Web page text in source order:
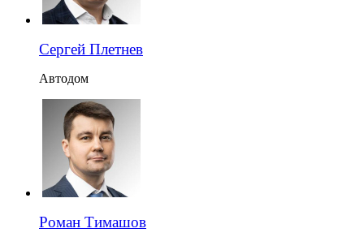
Сергей Плетнев
Автодом
Роман Тимашов